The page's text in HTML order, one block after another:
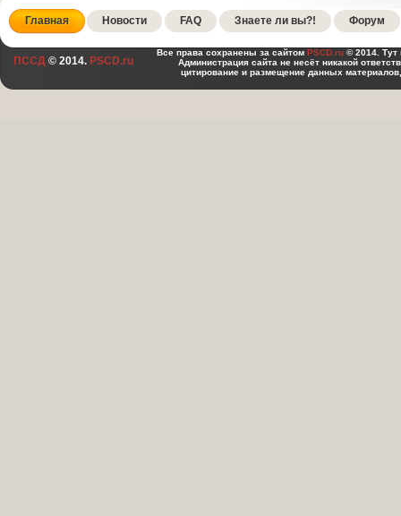
Главная Новости FAQ Знаете ли вы?! Форум
ПССД © 2014. PSCD.ru
Все права сохранены за сайтом PSCD.ru © 2014. Тут
Администрация сайта не несёт никакой
цитирование и размещение данных